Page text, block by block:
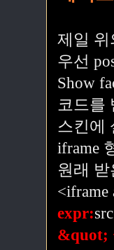
제일 위
우선
Show
코드를
스킨에
iframe
원래
<iframe
expr:
&quot;